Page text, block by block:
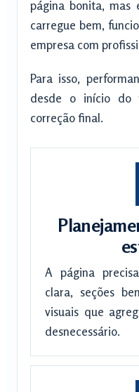
página bonita, mas
carregue bem,
empresa com
Para isso,
desde o início do
correção final.
A página
clara, seções
visuais que
desnecessário.